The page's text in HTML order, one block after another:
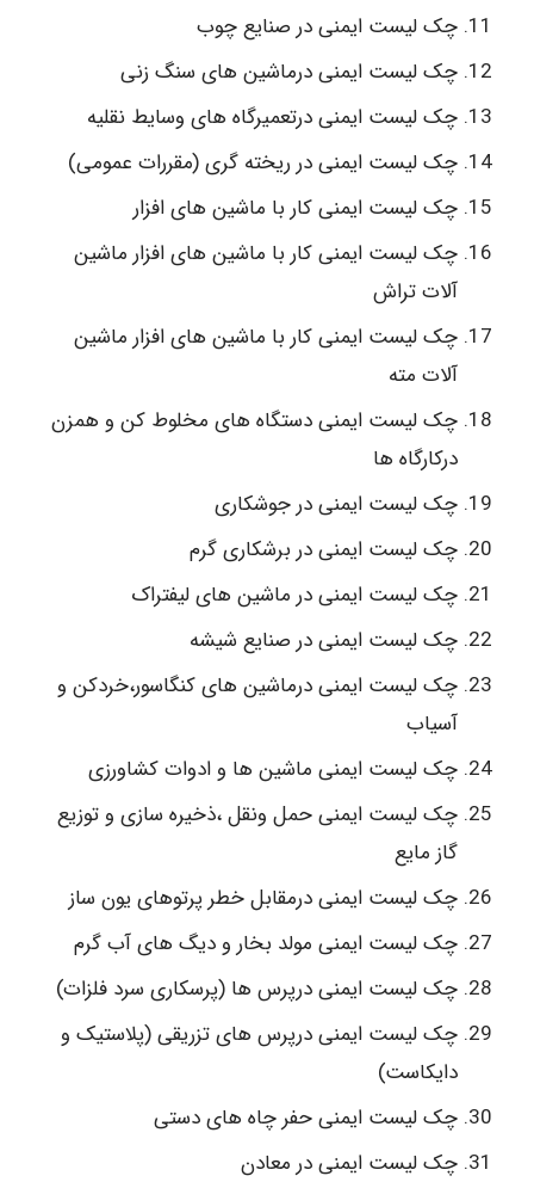
چک لیست ایمنی در صنایع چوب
چک لیست ایمنی درماشین های سنگ زنی
چک لیست ایمنی درتعمیرگاه های وسایط نقلیه
چک لیست ایمنی در ریخته گری (مقررات عمومی)
چک لیست ایمنی کار با ماشین های افزار
چک لیست ایمنی کار با ماشین های افزار ماشین
آلات تراش
چک لیست ایمنی کار با ماشین های افزار ماشین
آلات مته
چک لیست ایمنی دستگاه های مخلوط کن و همزن
درکارگاه ها
چک لیست ایمنی در جوشکاری
چک لیست ایمنی در برشکاری گرم
چک لیست ایمنی در ماشین های لیفتراک
چک لیست ایمنی در صنایع شیشه
چک لیست ایمنی درماشین های کنگاسور،خردکن و
آسیاب
چک لیست ایمنی ماشین ها و ادوات کشاورزی
چک لیست ایمنی حمل ونقل ،ذخیره سازی و توزیع
گاز مایع
چک لیست ایمنی درمقابل خطر پرتوهای یون ساز
چک لیست ایمنی مولد بخار و دیگ های آب گرم
چک لیست ایمنی درپرس ها (پرسکاری سرد فلزات)
چک لیست ایمنی درپرس های تزریقی (پلاستیک و
دایکاست)
چک لیست ایمنی حفر چاه های دستی
چک لیست ایمنی در معادن